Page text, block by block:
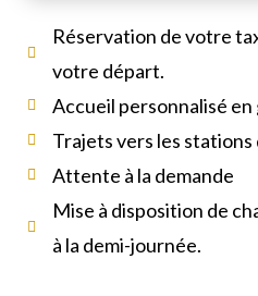
Réservation de votre
votre départ.
Accueil personnalisé
Trajets vers les stations
Attente à la demande
Mise à disposition de
à la demi-journée.